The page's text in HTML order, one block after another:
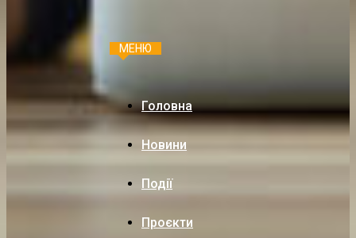
МЕНЮ
Головна
Новини
Події
Проєкти